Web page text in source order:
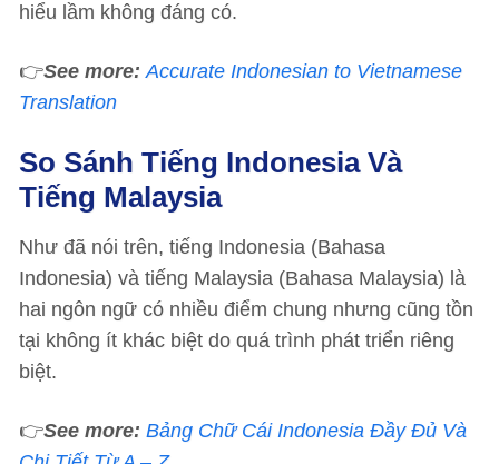
hiểu lầm không đáng có.
👉See more:Accurate Indonesian to Vietnamese
Translation
So Sánh Tiếng Indonesia Và
Tiếng Malaysia
Như đã nói trên, tiếng Indonesia (Bahasa
Indonesia) và tiếng Malaysia (Bahasa Malaysia) là
hai ngôn ngữ có nhiều điểm chung nhưng cũng tồn
tại không ít khác biệt do quá trình phát triển riêng
biệt.
👉See more: Bảng Chữ Cái Indonesia Đầy Đủ Và